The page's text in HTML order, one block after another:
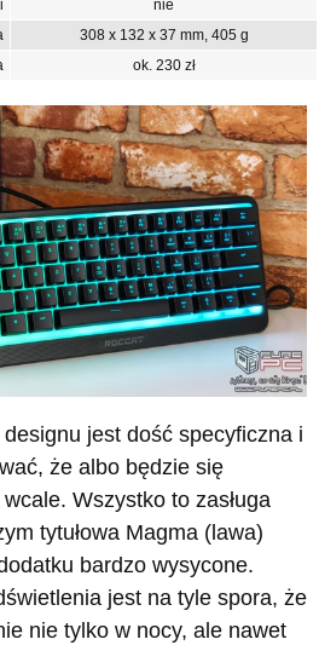
nie
308 x 132 x 37 mm, 405 g
ok. 230 zł
jest dość specyficzna i
że albo będzie się
Wszystko to zasługa
tytułowa Magma (lawa)
bardzo wysycone.
jest na tyle spora, że
nie tylko w nocy, ale nawet